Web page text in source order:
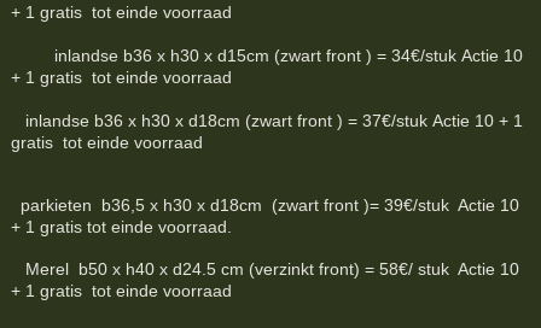
+ 1 gratis tot einde voorraad
inlandse b36 x h30 x d15cm (zwart front ) = 34€/stuk Actie 10
+ 1 gratis tot einde voorraad
inlandse b36 x h30 x d18cm (zwart front ) = 37€/stuk Actie 10 + 1
gratis tot einde voorraad
parkieten b36,5 x h30 x d18cm (zwart front )= 39€/stuk Actie 10
+ 1 gratis tot einde voorraad.
Merel b50 x h40 x d24.5 cm (verzinkt front) = 58€/ stuk Actie 10
+ 1 gratis tot einde voorraad